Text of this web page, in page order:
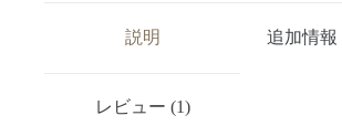
説明 追加情報
レビュー (1)